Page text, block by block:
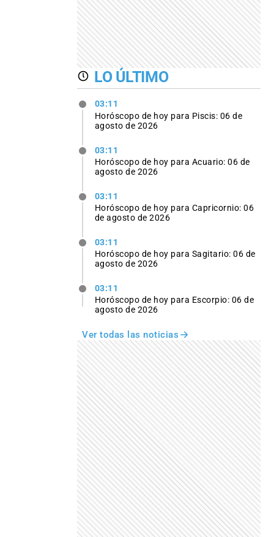
LO ÚLTIMO
03:11
Horóscopo de hoy para Piscis: 06 de
agosto de 2026
03:11
Horóscopo de hoy para Acuario: 06 de
agosto de 2026
03:11
Horóscopo de hoy para Capricornio: 06
de agosto de 2026
03:11
Horóscopo de hoy para Sagitario: 06 de
agosto de 2026
03:11
Horóscopo de hoy para Escorpio: 06 de
agosto de 2026
Ver todas las noticias